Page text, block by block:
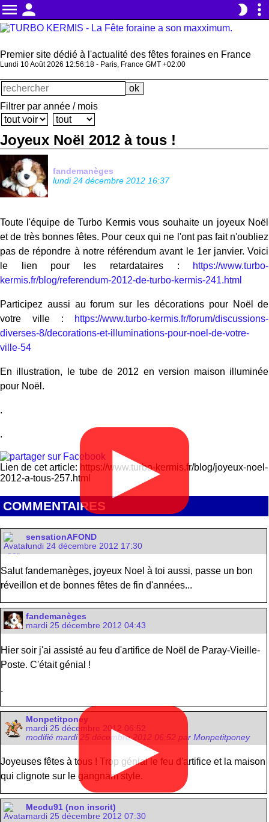
menu person brightness_2 more_vert
Premier site dédié à l'actualité des fêtes foraines en France
Lundi 10 Août 2026 12:56:19 - Paris, France GMT +02:00
Filtrer par année / mois
Joyeux Noël 2012 à tous !
fandemanèges
lundi 24 décembre 2012 16:37
Toute l'équipe de Turbo Kermis vous souhaite un joyeux Noël
et de très bonnes fêtes. Pour ceux qui ne l'ont pas fait n'oubliez
pas de répondre à notre référendum avant le 1er janvier. Voici
le lien pour les retardataires : https://www.turbo-
kermis.fr/blog/referendum-2012-de-turbo-kermis-241.html
Participez aussi au forum sur les décorations pour Noël de
votre ville : https://www.turbo-kermis.fr/forum/discussions-
diverses-8/decorations-et-illuminations-pour-noel-de-votre-
ville-54
En illustration, le tube de 2012 en version maison illuminée
pour Noël.
.
▶
.
Lien de cet article: https://www.turbo-kermis.fr/blog/joyeux-noel-
2012-a-tous-257.html
COMMENTAIRES
sensationAFOND
lundi 24 décembre 2012 17:30
Salut fandemanèges, joyeux Noel à toi aussi, passe un bon
réveillon et de bonnes fêtes de fin d'années...
fandemanèges
mardi 25 décembre 2012 04:43
Hier soir j'ai assisté au feu d'artifice de Noël de Paray-Vieille-
Poste. C'était génial !
.
▶
Monpetitponey
mardi 25 décembre 2012 06:52
modifié mardi 25 décembre 2012 06:52 par Monpetitponey
Joyeuses fêtes à tous ! Trop génial le feu d'artifice et la maison
qui clignote sur le gangnam style.
Mecdu91 (non inscrit)
mardi 25 décembre 2012 07:30